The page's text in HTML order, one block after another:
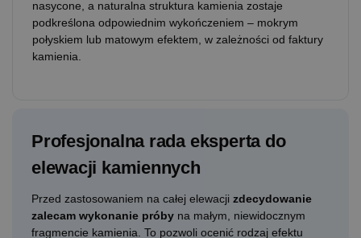
nasycone, a naturalna struktura kamienia zostaje
podkreślona odpowiednim wykończeniem – mokrym
połyskiem lub matowym efektem, w zależności od faktury
kamienia.
Profesjonalna rada eksperta do
elewacji kamiennych
Przed zastosowaniem na całej elewacji zdecydowanie
zalecam wykonanie próby na małym, niewidocznym
fragmencie kamienia. To pozwoli ocenić rodzaj efektu